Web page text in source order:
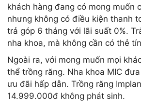
khách hàng đang có mong muốn
nhưng không có điều kiện thanh
trả góp 6 tháng với lãi suất 0%.
nha khoa, mà không cần có thẻ
Ngoài ra, với mong muốn mọi
thể trồng răng. Nha khoa MIC
ưu đãi hấp dẫn. Trồng răng
14.999.000đ không phát sinh.